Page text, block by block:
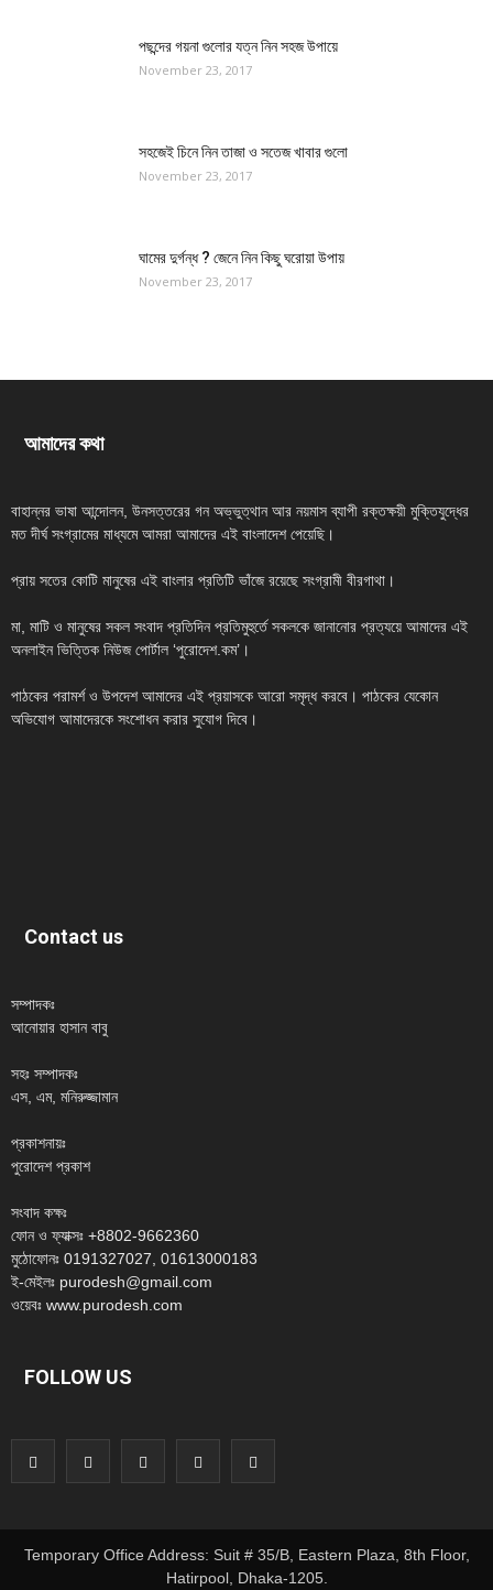
পছন্দের গয়না গুলোর যত্ন নিন সহজ উপায়ে
November 23, 2017
সহজেই চিনে নিন তাজা ও সতেজ খাবার গুলো
November 23, 2017
ঘামের দুর্গন্ধ ? জেনে নিন কিছু ঘরোয়া উপায়
November 23, 2017
আমাদের কথা
বাহান্নর ভাষা আন্দোলন, উনসত্তরের গন অভ্ভুত্থান আর নয়মাস ব্যাপী রক্তক্ষয়ী মুক্তিযুদ্ধের
মত দীর্ঘ সংগ্রামের মাধ্যমে আমরা আমাদের এই বাংলাদেশ পেয়েছি।
প্রায় সতের কোটি মানুষের এই বাংলার প্রতিটি ভাঁজে রয়েছে সংগ্রামী বীরগাথা।
মা, মাটি ও মানুষের সকল সংবাদ প্রতিদিন প্রতিমুহুর্তে সকলকে জানানোর প্রত্যয়ে আমাদের এই
অনলাইন ভিত্তিক নিউজ পোর্টাল ‘পুরোদেশ.কম’।
পাঠকের পরামর্শ ও উপদেশ আমাদের এই প্রয়াসকে আরো সমৃদ্ধ করবে। পাঠকের যেকোন
অভিযোগ আমাদেরকে সংশোধন করার সুযোগ দিবে।
Contact us
সম্পাদকঃ
আনোয়ার হাসান বাবু
সহঃ সম্পাদকঃ
এস, এম, মনিরুজ্জামান
প্রকাশনায়ঃ
পুরোদেশ প্রকাশ
সংবাদ কক্ষঃ
ফোন ও ফ্যাক্সঃ +8802-9662360
মুঠোফোনঃ 0191327027, 01613000183
ই-মেইলঃ purodesh@gmail.com
ওয়েবঃ www.purodesh.com
FOLLOW US
Temporary Office Address: Suit # 35/B, Eastern Plaza, 8th Floor,
Hatirpool, Dhaka-1205.